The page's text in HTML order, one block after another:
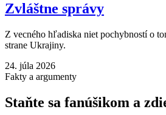
Zvláštne správy
Z vecného hľadiska niet pochybností o
strane Ukrajiny.
24. júla 2026
Fakty a argumenty
Staňte sa fanúšikom a